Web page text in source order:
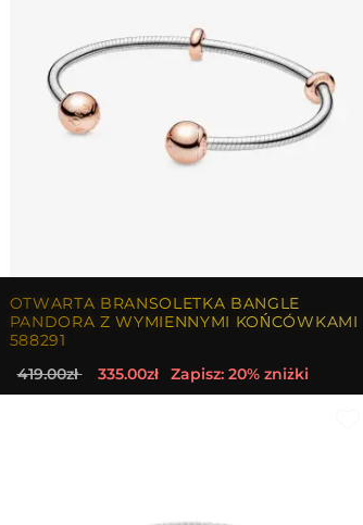
OTWARTA BRANSOLETKA BANGLE
PANDORA Z WYMIENNYMI KOŃCÓWKAMI
588291
419.00zł 335.00zł Zapisz: 20% zniżki